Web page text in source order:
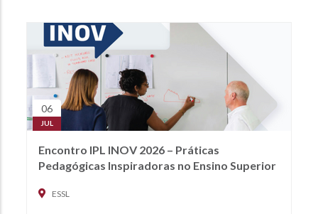
06
JUL
Encontro IPL INOV 2026 – Práticas
Pedagógicas Inspiradoras no Ensino Superior
ESSL